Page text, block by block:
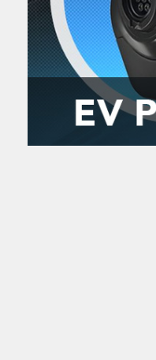
Slaven Gajdek
MTC - Moto Tour Croatia
Vikend vožnje
Zanimljivost
Najave i noviteti